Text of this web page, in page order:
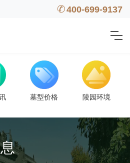
400-699-9137
墓型价格 陵园环境